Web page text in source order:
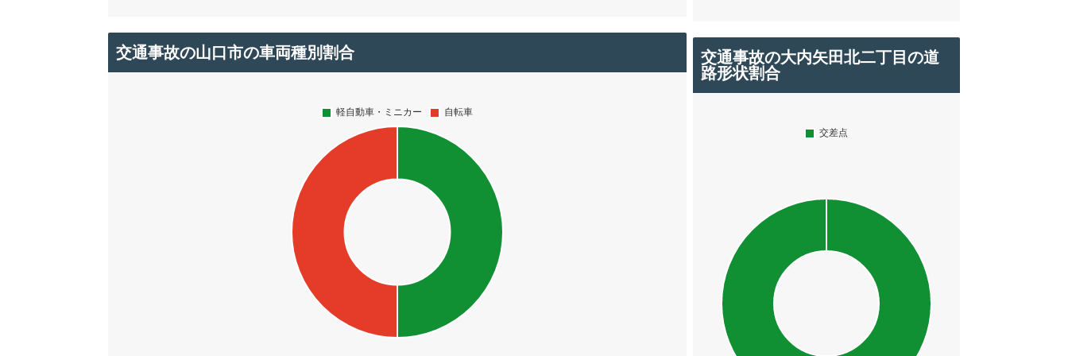
交通事故の山口市の車両種別割合
交通事故の大内矢田北二丁目の道
路形状割合